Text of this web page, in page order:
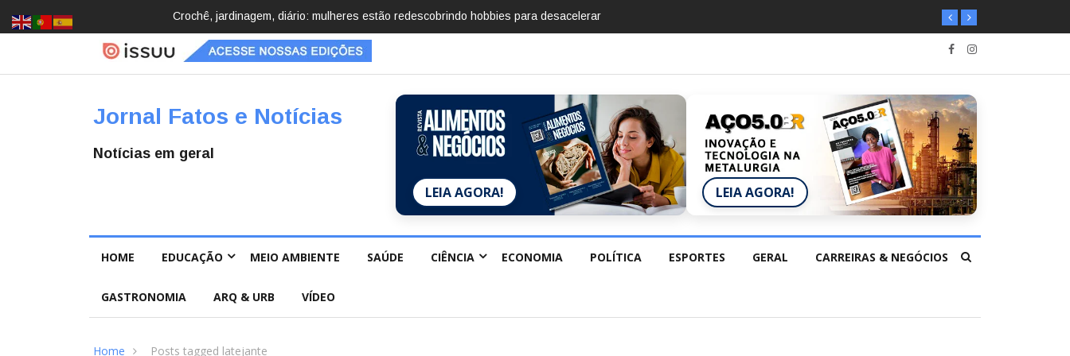
hobbies para desacelerarBrasil registra 84,2 mil desaparecimentos em 2025, diz Anuário de Segurança
Pública
Jornal Fatos e Notícias
Notícias em geral
LEIA AGORA! LEIA AGORA!
HOME EDUCAÇÃO MEIO AMBIENTE SAÚDE CIÊNCIA ECONOMIA POLÍTICA ESPORTES GERAL CARREIRAS & NEGÓCIOS
GASTRONOMIA ARQ & URB VÍDEO
Home Posts tagged latejante